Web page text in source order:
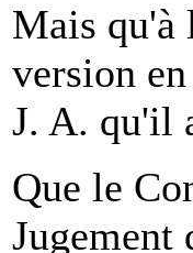
Mais qu'à
version
J. A. qu'il
Que le
Jugement